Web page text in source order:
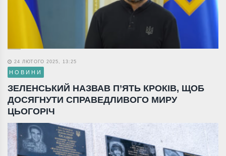
24 ЛЮТОГО 2025, 13:25
НОВИНИ
ЗЕЛЕНСЬКИЙ НАЗВАВ П’ЯТЬ КРОКІВ, ЩОБ
ДОСЯГНУТИ СПРАВЕДЛИВОГО МИРУ
ЦЬОГОРІЧ